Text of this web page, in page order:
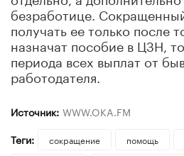
безработице.
получать ее только после
назначат пособие в ЦЗН,
периода всех выплат от
работодателя.
Источник: WWW.OKA.FM
Теги:
сокращение помощь